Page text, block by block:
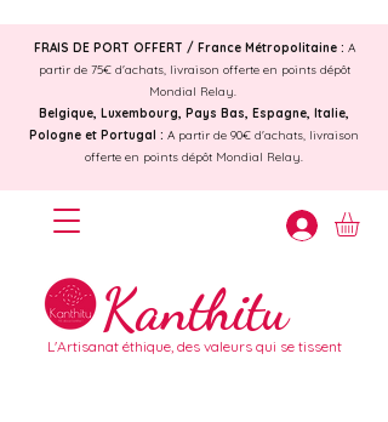
Kanthitu
L'Artisanat éthique, des valeurs qui se tissent
FRAIS DE PORT OFFERT / France Métropolitaine : A
partir de 75€ d'achats, livraison offerte en points dépôt
Mondial Relay.
Belgique, Luxembourg, Pays Bas, Espagne, Italie,
Pologne et Portugal : A partir de 90€ d'achats, livraison
offerte en points dépôt Mondial Relay.